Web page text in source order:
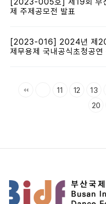
제 주제공모전 발표
[2023-016] 2024년 제
제무용제 국내공식초청공연
11 12 13
20